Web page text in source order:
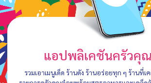
แอปพลิเคชันครัวคุ
รวมเอาเมนูเด็ด ร้านดัง ร้านอร่อยทุก ๆ ร้านที่